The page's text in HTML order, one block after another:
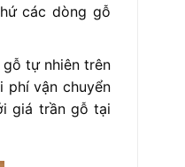
các dòng gỗ
tự nhiên trên
phí vận chuyển
giá trần gỗ tại